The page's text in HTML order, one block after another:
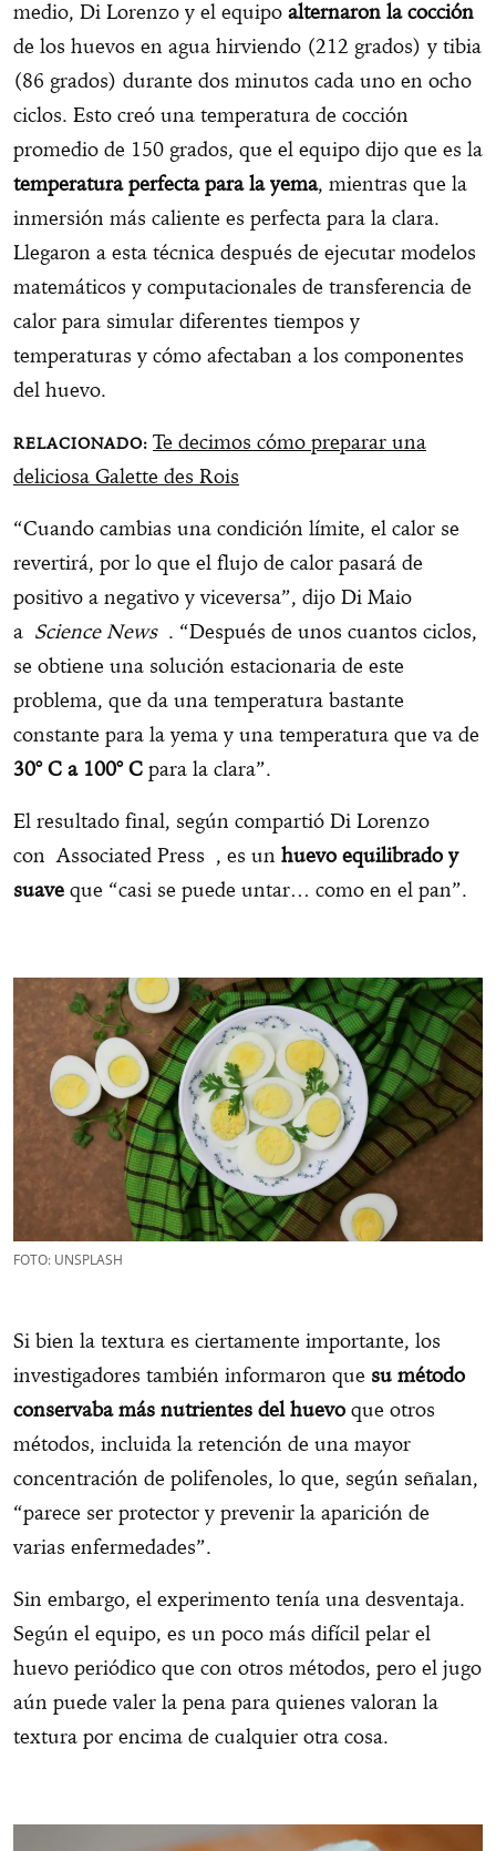
medio, Di Lorenzo y el equipo alternaron la cocción
de los huevos en agua hirviendo (212 grados) y tibia
(86 grados) durante dos minutos cada uno en ocho
ciclos. Esto creó una temperatura de cocción
promedio de 150 grados, que el equipo dijo que es la
temperatura perfecta para la yema, mientras que la
inmersión más caliente es perfecta para la clara.
Llegaron a esta técnica después de ejecutar modelos
matemáticos y computacionales de transferencia de
calor para simular diferentes tiempos y
temperaturas y cómo afectaban a los componentes
del huevo.
Te decimos cómo preparar una
deliciosa Galette des Rois
“Cuando cambias una condición límite, el calor se
revertirá, por lo que el flujo de calor pasará de
positivo a negativo y viceversa”, dijo Di Maio
a Science News. “Después de unos cuantos ciclos,
se obtiene una solución estacionaria de este
problema, que da una temperatura bastante
constante para la yema y una temperatura que va de
30° C a 100° C para la clara”.
El resultado final, según compartió Di Lorenzo
con Associated Press , es un huevo equilibrado y
suave que “casi se puede untar… como en el pan”.
FOTO: UNSPLASH
Si bien la textura es ciertamente importante, los
investigadores también informaron que su método
conservaba más nutrientes del huevo que otros
métodos, incluida la retención de una mayor
concentración de polifenoles, lo que, según señalan,
“parece ser protector y prevenir la aparición de
varias enfermedades”.
Sin embargo, el experimento tenía una desventaja.
Según el equipo, es un poco más difícil pelar el
huevo periódico que con otros métodos, pero el jugo
aún puede valer la pena para quienes valoran la
textura por encima de cualquier otra cosa.